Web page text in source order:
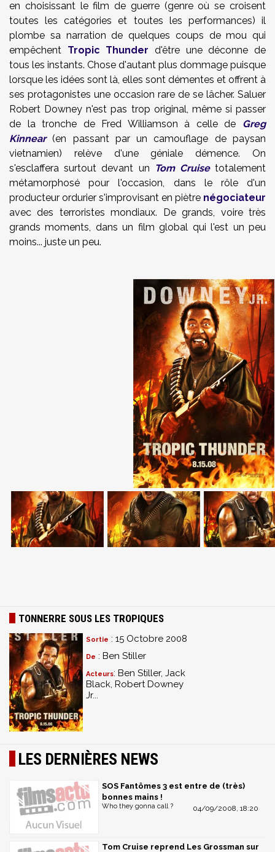
en choisissant le film de guerre (genre où se croisent
toutes les catégories et toutes les performances) il
plombe sa narration de quelques coups de mou qui
empêchent Tropic Thunder d'être une déconne de
tous les instants. Chose d'autant plus dommage puisque
lorsque les idées sont là, elles sont démentes et offrent à
ses protagonistes une occasion rare de se lâcher. Saluer
Robert Downey n'est pas trop original, même si passer
de la tronche de Fred Williamson à celle de Greg
Kinnear(en passant par un camouflage de paysan
vietnamien) relève d'une géniale démence. On
s'esclaffera surtout devant un Tom Cruisetotalement
métamorphosé pour l'occasion, dans le rôle d'un
producteur ordurier s'improvisant en piètre négociateur
avec des terroristes mondiaux. De grands, voire très
grands moments, dans un film global qui l'est un peu
moins... juste un peu.
TONNERRE SOUS LES TROPIQUES
Sortie : 15 Octobre 2008
De : Ben Stiller
Acteurs: Ben Stiller, Jack
Black, Robert Downey
Jr...
LES DERNIÈRES NEWS
SOS Fantômes 3 est entre de (très)
bonnes mains !
04/09/2008, 18:20
Who they gonna call ?
Tom Cruise reprend Les Grossman sur